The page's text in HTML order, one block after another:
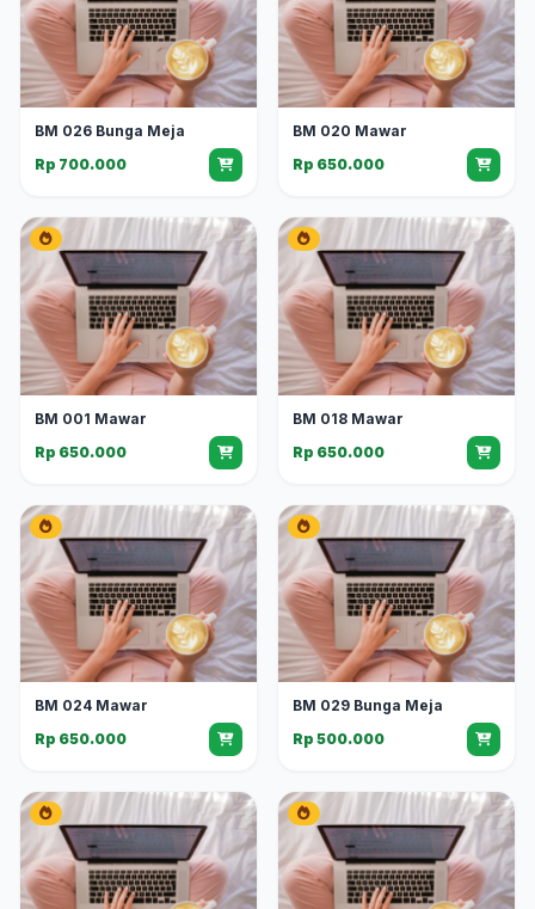
BM 026 Bunga Meja
Rp 700.000
BM 020 Mawar
Rp 650.000
BM 001 Mawar
Rp 650.000
BM 018 Mawar
Rp 650.000
BM 024 Mawar
Rp 650.000
BM 029 Bunga Meja
Rp 500.000